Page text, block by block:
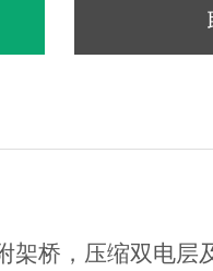
架桥，压缩双电层